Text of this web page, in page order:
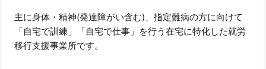
主に身体・精神(発達障がい含む)、指定難病の方に向けて
「自宅で訓練」「自宅で仕事」を行う在宅に特化した就労
移行支援事業所です。